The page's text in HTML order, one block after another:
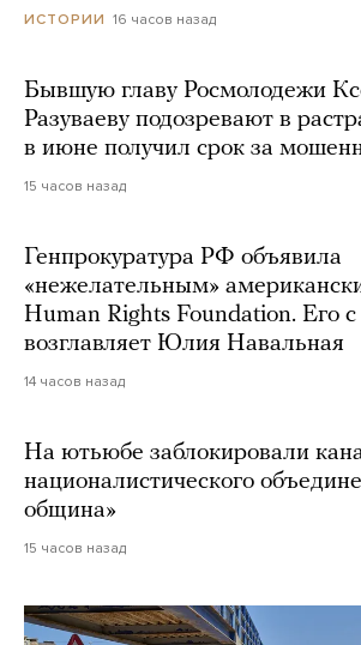
ИСТОРИИ 16 часов назад
Бывшую главу Росмолодежи
Разуваеву подозревают в
в июне получил срок за
15 часов назад
Генпрокуратура РФ объявила
«нежелательным»
Human Rights Foundation. Его с
возглавляет Юлия Навальная
14 часов назад
На ютьюбе заблокировали
националистического
община»
15 часов назад